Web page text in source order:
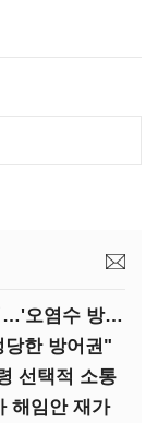
(나토 정상회의 결산)경제도 편향적…'오염수 방류'만 용인
한 방어권"
선택적 소통
해임안 재가